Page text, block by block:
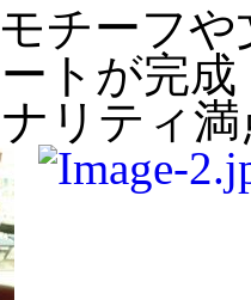
チーフ
トが完成
リティ